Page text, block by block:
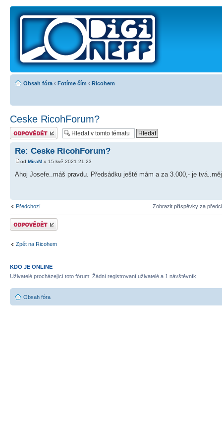
Obsah fóra ‹ Fotíme čím ‹ Ricohem
Ceske RicohForum?
Odeslat odpověď
Re: Ceske RicohForum?
od MiraM » 15 kvě 2021 21:23
Ahoj Josefe..máš pravdu. Předsádku ještě mám a za 3.000,- je
Předchozí Zobrazit příspěvky za
Odeslat odpověď
Zpět na Ricohem
KDO JE ONLINE
Uživatelé procházející toto fórum: Žádní registrovaní uživatelé a 1 návštěvník
Obsah fóra